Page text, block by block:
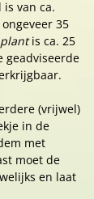
van ca.
35
is ca. 25
geadviseerde
(vrijwel)
in de
met
moet de
en laat